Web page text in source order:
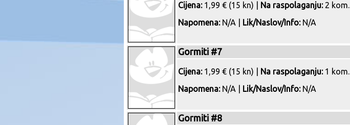
Cijena:1,99 € (15 kn) | Na raspolaganju:2 kom.
Napomena:N/A | Lik/Naslov/Info:N/A
Gormiti #7
Cijena:1,99 € (15 kn) | Na raspolaganju:1 kom.
Napomena:N/A | Lik/Naslov/Info:N/A
Gormiti #8